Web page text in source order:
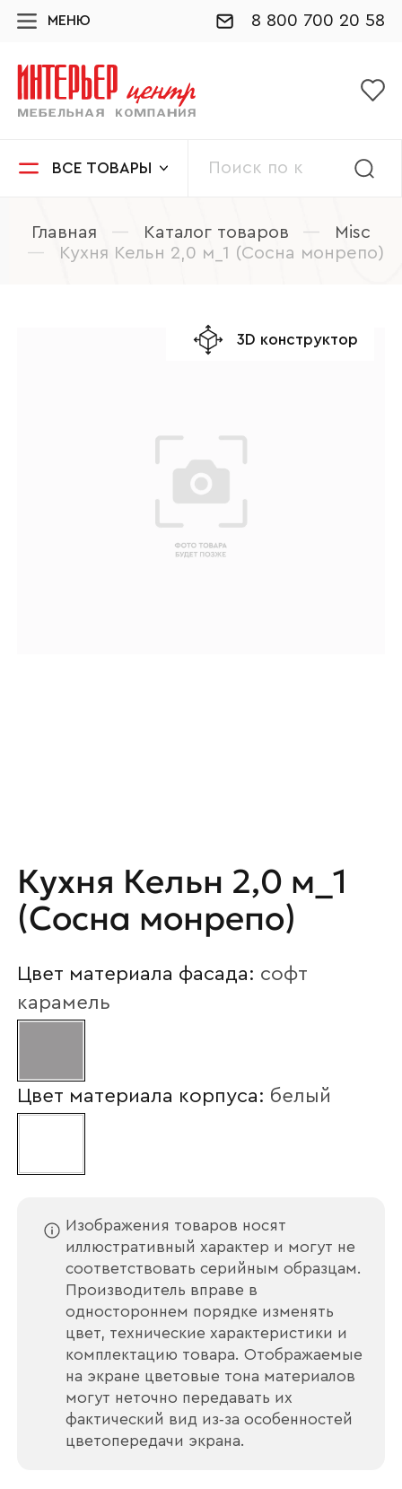
МЕНЮ 8 800 700 20 58
ВСЕ ТОВАРЫ
Главная — Каталог товаров —
Misc
—
Кухня Кельн 2,0 м_1 (Сосна монрепо)
3D конструктор
Кухня Кельн 2,0 м_1
(Сосна монрепо)
Цвет материала фасада: софт
карамель
Цвет материала корпуса: белый
Изображения товаров носят
иллюстративный характер и могут не
соответствовать серийным образцам.
Производитель вправе в
одностороннем порядке изменять
цвет, технические характеристики и
комплектацию товара. Отображаемые
на экране цветовые тона материалов
могут неточно передавать их
фактический вид из‑за особенностей
цветопередачи экрана.
Наименование организации
Ваш email
Номер телефона
Отправить
Согласен с политикой конфиденциальности
и обработкой данных.